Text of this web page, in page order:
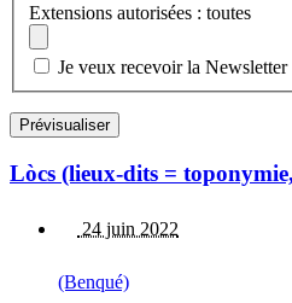
Extensions autorisées : toutes
Je veux recevoir la Newsletter
Lòcs (lieux-dits =
24 juin 2022
(Benqué)